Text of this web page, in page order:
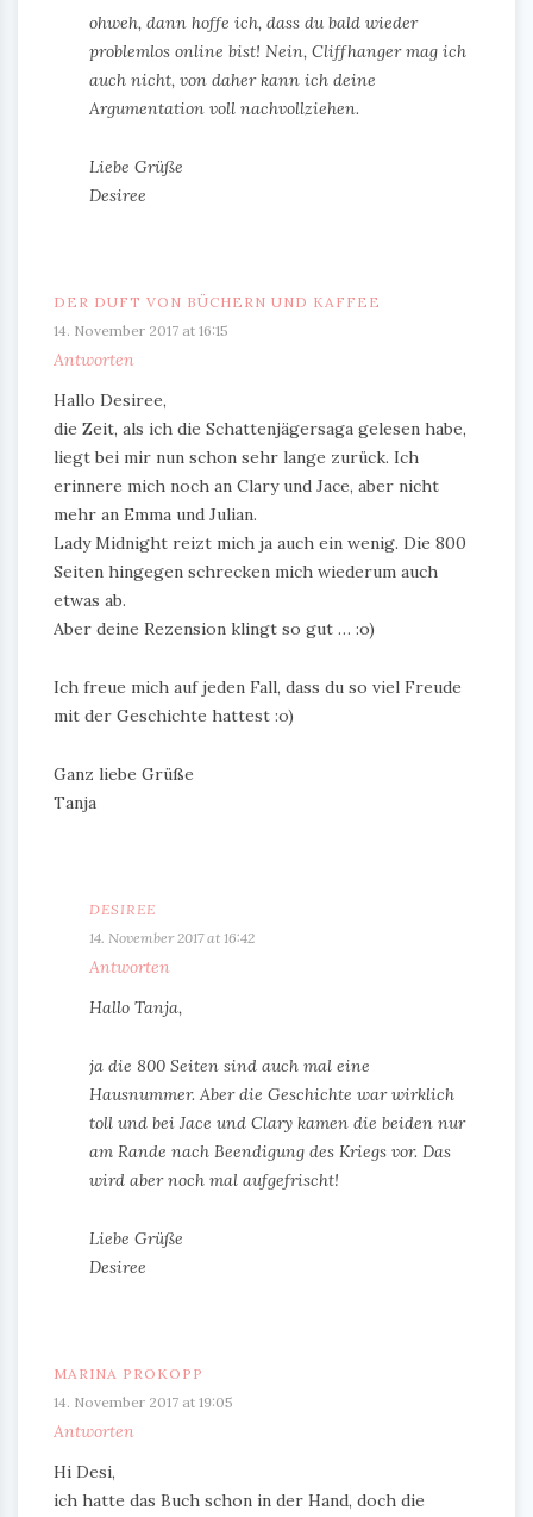
ohweh, dann hoffe ich, dass du bald wieder
problemlos online bist! Nein, Cliffhanger mag ich
auch nicht, von daher kann ich deine
Argumentation voll nachvollziehen.
Liebe Grüße
Desiree
DER DUFT VON BÜCHERN UND KAFFEE
14. November 2017 at 16:15
Antworten
Hallo Desiree,
die Zeit, als ich die Schattenjägersaga gelesen habe,
liegt bei mir nun schon sehr lange zurück. Ich
erinnere mich noch an Clary und Jace, aber nicht
mehr an Emma und Julian.
Lady Midnight reizt mich ja auch ein wenig. Die 800
Seiten hingegen schrecken mich wiederum auch
etwas ab.
Aber deine Rezension klingt so gut … :o)
Ich freue mich auf jeden Fall, dass du so viel Freude
mit der Geschichte hattest :o)
Ganz liebe Grüße
Tanja
DESIREE
14. November 2017 at 16:42
Antworten
Hallo Tanja,
ja die 800 Seiten sind auch mal eine
Hausnummer. Aber die Geschichte war wirklich
toll und bei Jace und Clary kamen die beiden nur
am Rande nach Beendigung des Kriegs vor. Das
wird aber noch mal aufgefrischt!
Liebe Grüße
Desiree
MARINA PROKOPP
14. November 2017 at 19:05
Antworten
Hi Desi,
ich hatte das Buch schon in der Hand, doch die